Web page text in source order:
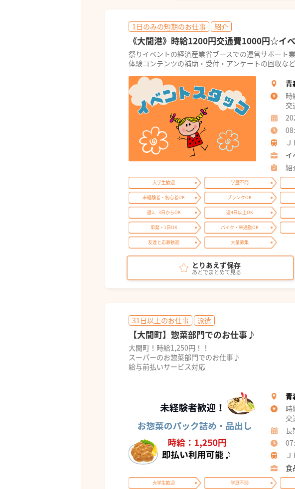
1日のみの短期のお仕事 紹介
《大間港》時給1200円交通費1000円☆イ
祭りイベントの経済産業省ブースでの運営サポート
体験コンテンツの補助・受付・アンケートの回収など
青
時
交
イ
紹
大学生歓迎 学歴不問
未経験者・初心者OK ブランクOK
週2、3日からOK 週4日以上OK
単発・1日OK バイク・車通勤OK
友達と応募歓迎 大量募集
とりあえず保存
あとでまとめて見る
31日以上のお仕事 派遣
【大間町】惣菜部門でのお仕事♪
大間町！時給1,250円！！
スーパーのお惣菜部門でのお仕事♪
給与前払いサービス対応
青
時
交
長
食
大学生歓迎 学歴不問